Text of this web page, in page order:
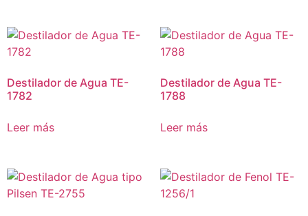
Destilador de Agua TE-
1782
Leer más
Destilador de Agua TE-
1788
Leer más